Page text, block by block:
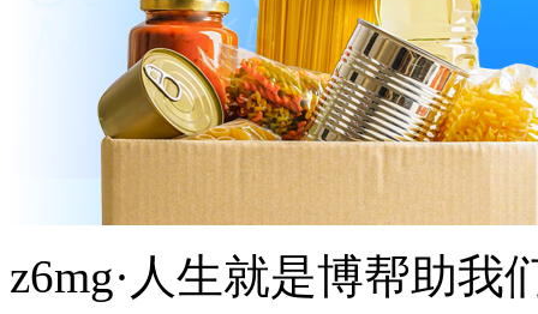
z6mg·人生就是博帮助我